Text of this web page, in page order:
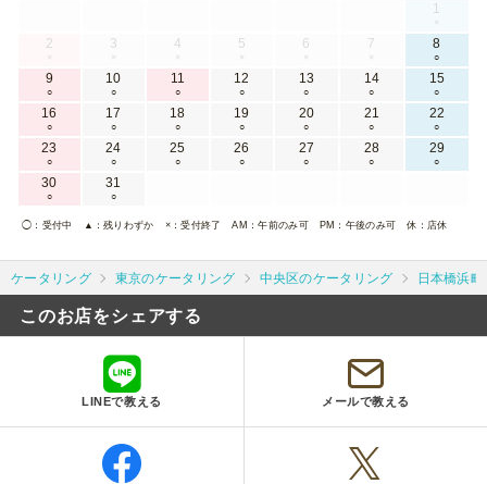
1
×
2
×
3
×
4
×
5
×
6
×
7
×
8
○
9
○
10
○
11
○
12
○
13
○
14
○
15
○
16
○
17
○
18
○
19
○
20
○
21
○
22
○
23
○
24
○
25
○
26
○
27
○
28
○
29
○
30
○
31
○
◯ ：受付中 ▲ ：残りわずか ×：受付終了 AM ：午前のみ可 PM ：午後のみ可 休 ：店休
ケータリング 東京のケータリング 中央区のケータリング 日本橋浜
このお店をシェアする
LINEで教える メールで教える